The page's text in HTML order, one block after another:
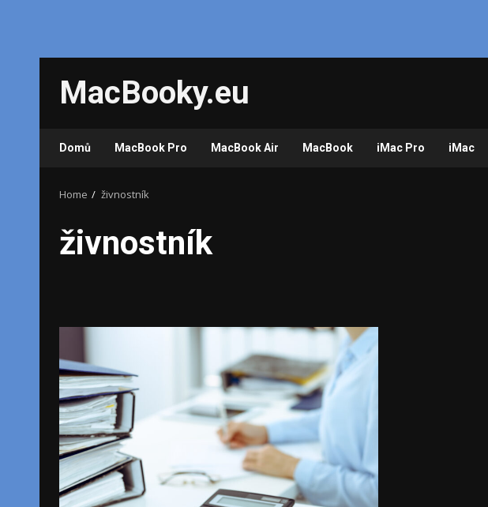
content
MacBooky.eu
Domů MacBook Pro MacBook Air MacBook iMac Pro iMac
Home živnostník
živnostník